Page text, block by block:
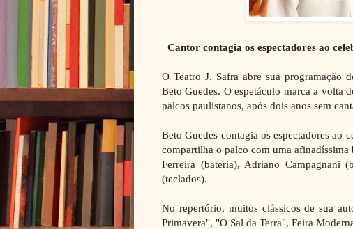
Cantor contagia os espectadores ao
O Teatro J. Safra abre sua programação
Beto Guedes. O espetáculo marca a volta
palcos paulistanos, após dois anos sem
Beto Guedes contagia os espectadores ao
compartilha o palco com uma
Ferreira (bateria), Adriano Campagnani
(teclados).
No repertório, muitos clássicos de sua
Primavera", "O Sal da Terra", Feira